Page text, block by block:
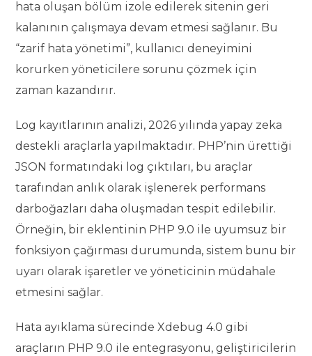
hata oluşan bölüm izole edilerek sitenin geri
kalanının çalışmaya devam etmesi sağlanır. Bu
“zarif hata yönetimi”, kullanıcı deneyimini
korurken yöneticilere sorunu çözmek için
zaman kazandırır.
Log kayıtlarının analizi, 2026 yılında yapay zeka
destekli araçlarla yapılmaktadır. PHP’nin ürettiği
JSON formatındaki log çıktıları, bu araçlar
tarafından anlık olarak işlenerek performans
darboğazları daha oluşmadan tespit edilebilir.
Örneğin, bir eklentinin PHP 9.0 ile uyumsuz bir
fonksiyon çağırması durumunda, sistem bunu bir
uyarı olarak işaretler ve yöneticinin müdahale
etmesini sağlar.
Hata ayıklama sürecinde Xdebug 4.0 gibi
araçların PHP 9.0 ile entegrasyonu, geliştiricilerin